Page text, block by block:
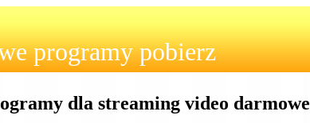
programy pobierz
dla streaming video darmowe